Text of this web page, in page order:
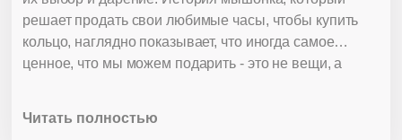
решает продать свои любимые часы, чтобы купить
кольцо, наглядно показывает, что иногда самое
ценное, что мы можем подарить - это не вещи, а
семейных отношений и того, как важна поддержка и
Читать полностью